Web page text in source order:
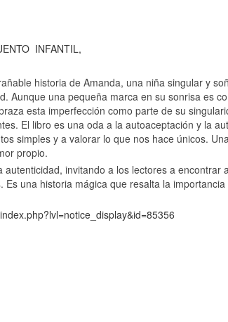
INFANTIL,
historia de Amanda, una niña singular y
Aunque una pequeña marca en su sonrisa es
esta imperfección como parte de su
El libro es una oda a la autoaceptación y la
simples y a valorar lo que nos hace únicos.
propio.
invitando a los lectores a encontrar
una historia mágica que resalta la